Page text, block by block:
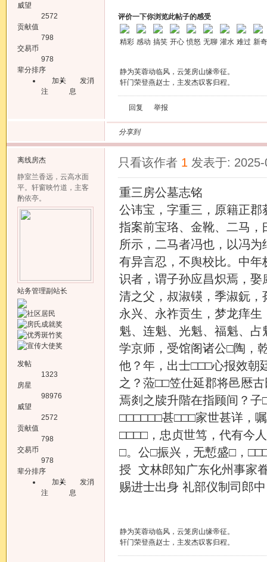
威望
2572
贡献值
798
交易币
978
辈分排序
加关
注
发消
息
评价一下你浏览此帖子的感受
精彩 感动 搞笑 开心 愤怒 无聊 灌水 难过 新奇
静为芙蓉动临风，云笼房山缘帝征。
轩门荣登燕赵士，主发杰叹客归程。
回复 举报
分享到
离线房杰
静室兰香远，云高水面
平。轩窗映竹道，主客
酌依亭。
站务管理副站长
发帖
1323
房星
98976
威望
2572
贡献值
798
交易币
978
辈分排序
加关
注
发消
息
只看该作者 1 发表于:
重三房公墓志铭
公讳宝，字重三，原籍正
指案前宝珞、金靴、二马
所示，二马者冯也，以冯
有异言忍，不舆校比。中
识者，谓子孙应昌炽焉，
清之父，叔淑锳，季淑鈨
永兴、永祚贡生，梦龙痒
魁、连魁、光魁、福魁、
学京师，受馆阁诸公□陶，
他？年，出士□□□心报效朝
之？蒞□□笠仕延郡将邑厯
焉剡之牍升階在指顾间？
□□□□□□甚□□□家世甚详，
□□□□，忠贞世笃，代有今
□。公□振兴，无慙盛□，
授 文林郎知广东化州事
赐进士出身 礼部仪制司郎
静为芙蓉动临风，云笼房山缘帝征。
轩门荣登燕赵士，主发杰叹客归程。